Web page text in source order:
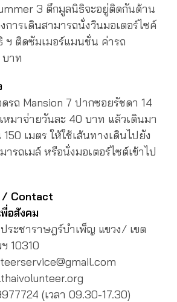
3 ตึกมูลนิธิจะอยู่ติดกันด้าน
ารเดินสามารถนั่งวินมอเตอร์ไซค์
ฯ ติดซัมเมอร์แมนชั่น ค่ารถ
าท
รถ Mansion 7 ปากซอยรัชดา 14
หมาจ่ายวันละ 40 บาท แล้วเดินมา
เมตร ให้ใช้เส้นทางเดินไปยัง
รถเมล์ หรือนั่งมอเตอร์ไซต์เข้าไป
/ Contact
อสังคม
ระชาราษฎร์บำเพ็ญ แขวง/ เขต
10310
(เวลา 09.30-17.30)